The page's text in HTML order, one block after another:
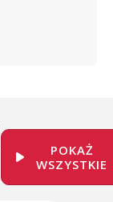
POKAŻ
WSZYSTKIE